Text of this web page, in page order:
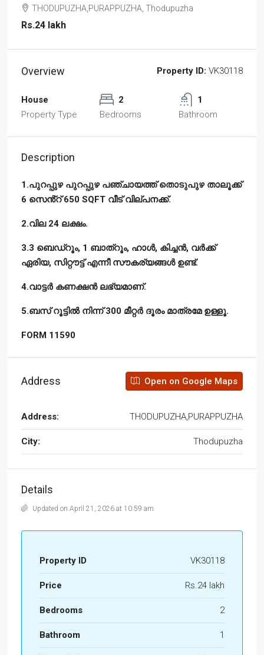
THODUPUZHA,PURAPPUZHA, Thodupuzha
Rs.24 lakh
Overview Property ID: VK30118
House
Property Type
2
Bedrooms
1
Bathroom
Description
1.പുറപ്പുഴ പുറപ്പുഴ പഞ്ചായത്ത് തൊടുപുഴ താലൂക്ക്
6 സെൻ്റ് 650 SQFT വീട് വില്പനക്ക്.
2.വില 24 ലക്ഷം.
3.3 ബെഡ്റൂം, 1 ബാത്റൂം, ഹാൾ, കിച്ചൻ, വർക്ക്
ഏരിയ, സിറ്റൗട്ട് എന്നീ സൗകര്യങ്ങൾ ഉണ്ട്.
4.വാട്ടർ കണക്ഷൻ ലഭ്യമാണ്.
5.ബസ് റൂട്ടിൽ നിന്ന് 300 മീറ്റർ ദൂരം മാത്രമേ ഉള്ളൂ.
FORM 11590
Address Open on Google Maps
Address: THODUPUZHA,PURAPPUZHA
City: Thodupuzha
Details
Updated on April 21, 2026 at 10:59 am
Property ID VK30118
Price Rs.24 lakh
Bedrooms 2
Bathroom 1